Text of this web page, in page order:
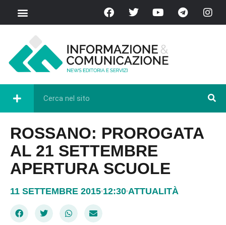
ROSSANO: PROROGATA
AL 21 SETTEMBRE
APERTURA SCUOLE
11 SETTEMBRE 2015 12:30 ATTUALITÀ